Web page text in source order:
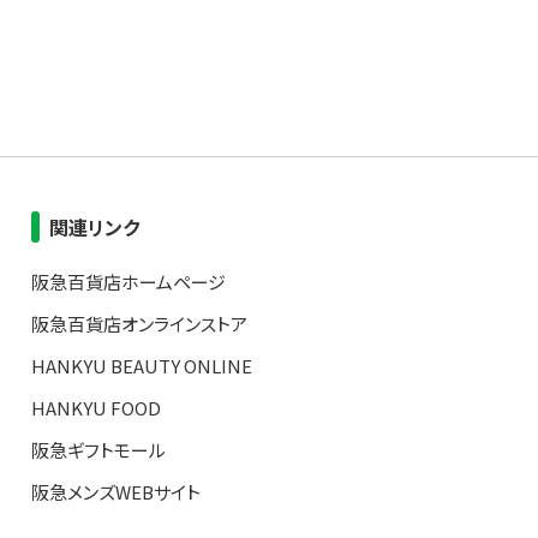
関連リンク
阪急百貨店ホームページ
阪急百貨店オンラインストア
HANKYU BEAUTY ONLINE
HANKYU FOOD
阪急ギフトモール
阪急メンズWEBサイト